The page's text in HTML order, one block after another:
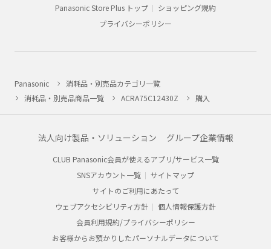
Panasonic Store Plus トップ
ショッピング規約
プライバシーポリシー
Panasonic
消耗品・別売品カテゴリ一覧
消耗品・別売品商品一覧
ACRA75C12430Z 購入
法人向け製品・ソリューション グループ企業情報
CLUB Panasonic会員が使えるアプリ/サービス一覧
SNSアカウント一覧
サイトマップ
サイトのご利用にあたって
ウェブアクセシビリティ方針
個人情報保護方針
会員利用規約/プライバシーポリシー
お客様からお預かりしたパーソナルデータについて